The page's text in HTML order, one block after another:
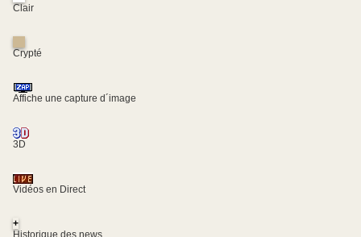
Clair
Crypté
Affiche une capture d´image
3D
Vidéos en Direct
+
Historique des news